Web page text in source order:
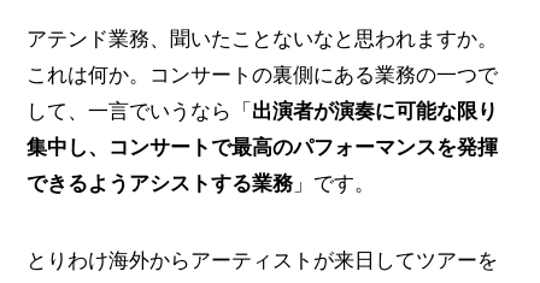
アテンド業務、聞いたことないなと思われますか。
これは何か。コンサートの裏側にある業務の一つで
して、一言でいうなら「 出演者が演奏に可能な限り
集中し、コンサートで最高のパフォーマンスを発揮
できるようアシストする業務 」です。
とりわけ海外からアーティストが来日してツアーを